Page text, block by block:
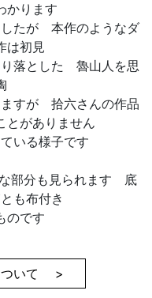
かります
したが 本作のようなダ
は初見
落とした 魯山人を思
ますが 拾六さんの作品
とがありません
いる様子です
部分も見られます 底
も布付き
のです
ついて >